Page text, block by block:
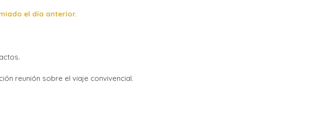
el día anterior.
reunión sobre el viaje convivencial.